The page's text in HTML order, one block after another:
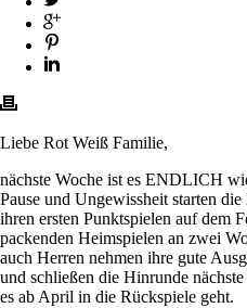
Liebe Rot Weiß Familie,
nächste Woche ist es ENDLICH
Pause und Ungewissheit starten
ihren ersten Punktspielen auf dem
packenden Heimspielen an zwei
auch Herren nehmen ihre gute
und schließen die Hinrunde
es ab April in die Rückspiele geht.